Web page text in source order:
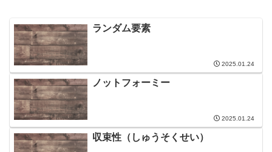
ランダム要素
2025.01.24
ノットフォーミー
2025.01.24
収束性（しゅうそくせい）